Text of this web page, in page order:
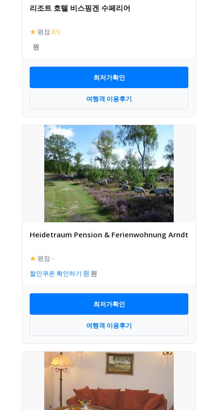
리조트 호텔 비스핑겐 수페리어
★ 평점 8.5
최저가확인
여행객 이용후기
Heidetraum Pension & Ferienwohnung Arndt
★ 평점 –
할인쿠폰 확인하기
최저가확인
여행객 이용후기